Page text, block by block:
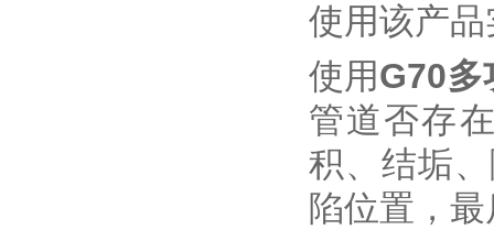
使用该产
使用G70多
管道否存
积、结垢
陷位置，